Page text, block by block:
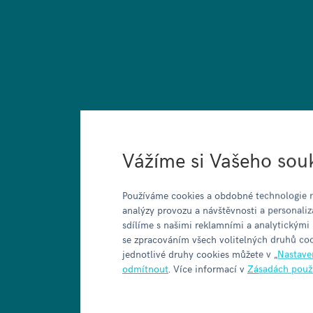
Vážíme si Vašeho
Používáme cookies a obdobné
analýzy provozu a návštěvnosti a
sdílíme s našimi reklamními a analytickými
se zpracováním všech volitelných druhů
jednotlivé druhy cookies můžete v „
odmítnout . Více informací v Zásadách